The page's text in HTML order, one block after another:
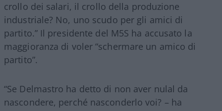
crollo dei salari, il crollo della produzione
industriale? No, uno scudo per gli amici di
partito.” Il presidente del M5S ha accusato la
maggioranza di voler “schermare un amico di
partito”.
“Se Delmastro ha detto di non aver nulal da
nascondere, perché nasconderlo voi? – ha